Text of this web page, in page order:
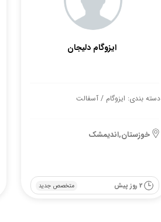
ایزوگام دلیجان
دسته بندی: ایزوگام / آسفالت
خوزستان,اندیمشک
متخصص جدید 2 روز پیش